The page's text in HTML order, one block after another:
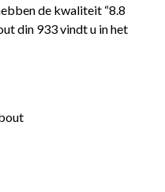
de kwaliteit “8.8
din 933 vindt u in het